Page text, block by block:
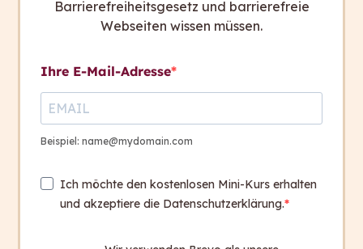
Tipp:
Aktive Sätze sind klarer, einfacher
verständlich und lassen Texte persönlicher
wirken. Durch Aktivsätze bleibt Ihr
Barrierefreiheitsgesetz und barrierefreie
Webseiten wissen müssen.
Ihre E-Mail-Adresse
Beispiel: name@mydomain.com
Ich möchte den kostenlosen Mini-Kurs erhalten
und akzeptiere die Datenschutzerklärung.